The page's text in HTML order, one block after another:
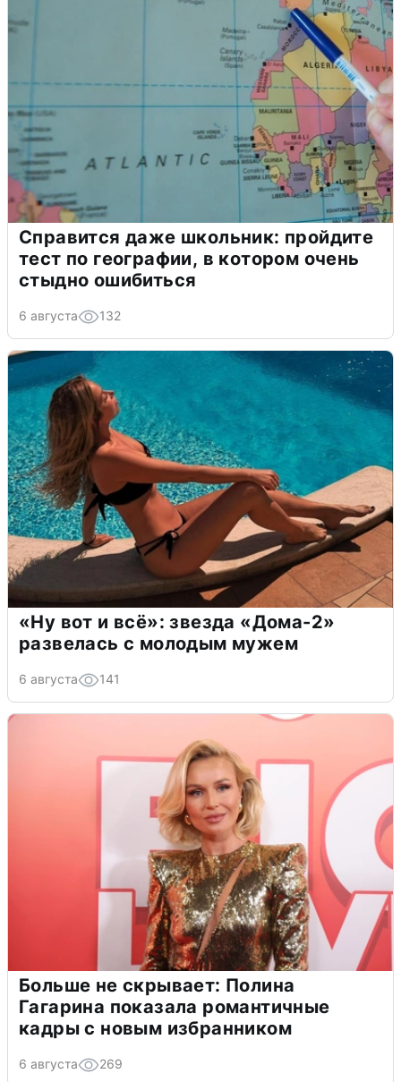
Справится даже школьник: пройдите
тест по географии, в котором очень
стыдно ошибиться
6 августа 132
«Ну вот и всё»: звезда «Дома-2»
развелась с молодым мужем
6 августа 141
Больше не скрывает: Полина
Гагарина показала романтичные
кадры с новым избранником
6 августа 269